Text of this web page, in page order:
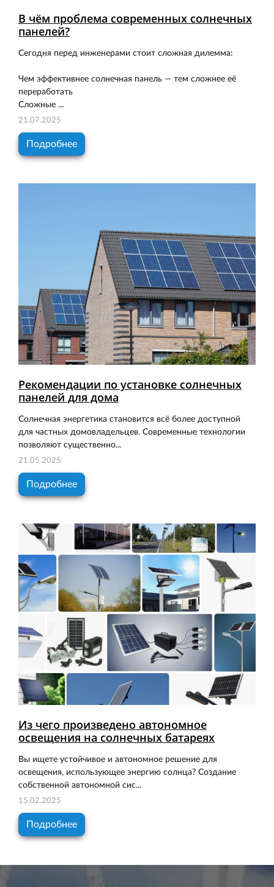
В чём проблема современных солнечных
панелей?
Сегодня перед инженерами стоит сложная дилемма:
Чем эффективнее солнечная панель — тем сложнее её
переработать
Сложные ...
21.07.2025
Подробнее
Рекомендации по установке солнечных
панелей для дома
Солнечная энергетика становится всё более доступной
для частных домовладельцев. Современные технологии
позволяют существенно...
21.05.2025
Подробнее
Из чего произведено автономное
освещения на солнечных батареях
Вы ищете устойчивое и автономное решение для
освещения, использующее энергию солнца? Создание
собственной автономной сис...
15.02.2025
Подробнее